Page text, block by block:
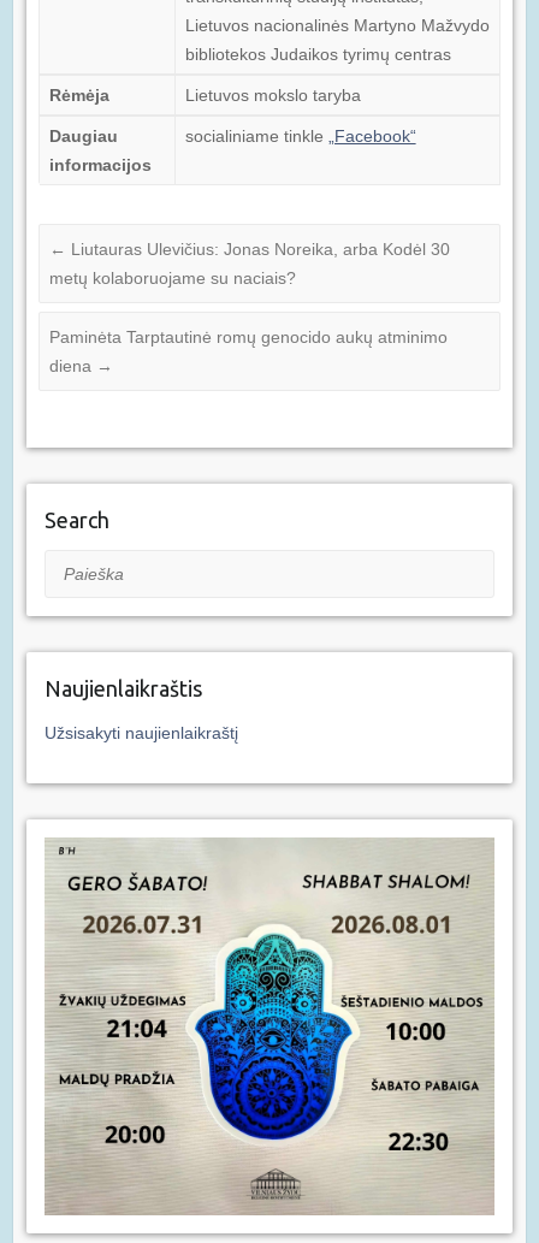
Lietuvos nacionalinės Martyno Mažvydo
bibliotekos Judaikos tyrimų centras
Rėmėja Lietuvos mokslo taryba
Daugiau
informacijos
socialiniame tinkle „Facebook“
← Liutauras Ulevičius: Jonas Noreika, arba Kodėl 30
metų kolaboruojame su naciais?
Paminėta Tarptautinė romų genocido aukų atminimo
diena →
Search
Paieška
Naujienlaikraštis
Užsisakyti naujienlaikraštį